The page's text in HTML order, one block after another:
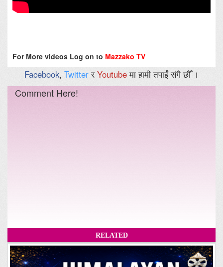
For More videos Log on to Mazzako TV
Facebook, TwitterरYoutubeमा हामी तपाईं संगै छौँ ।
Comment Here!
RELATED